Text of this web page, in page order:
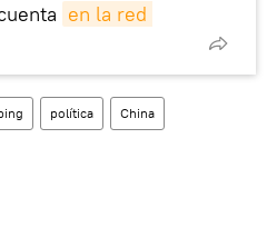
en la red
política China